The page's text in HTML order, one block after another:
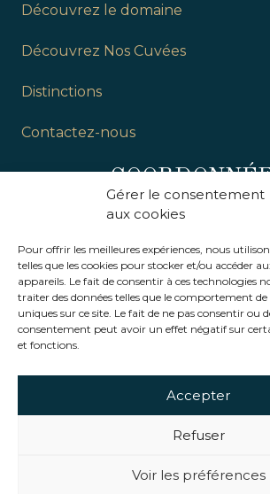
Gérer le consentement
aux cookies
Pour offrir les meilleures expériences, nous
telles que les cookies pour stocker et/ou accéder
appareils. Le fait de consentir à ces technologies
traiter des données telles que le comportement
uniques sur ce site. Le fait de ne pas consentir ou
consentement peut avoir un effet négatif sur
et fonctions.
Accepter
Refuser
Voir les préférences
Découvrez le domaine
Découvrez Nos Cuvées
Distinctions
Contactez-nous
Domaine du Chêne
36260 Reuilly
France
02 54 49 38 12
Rejoignez-